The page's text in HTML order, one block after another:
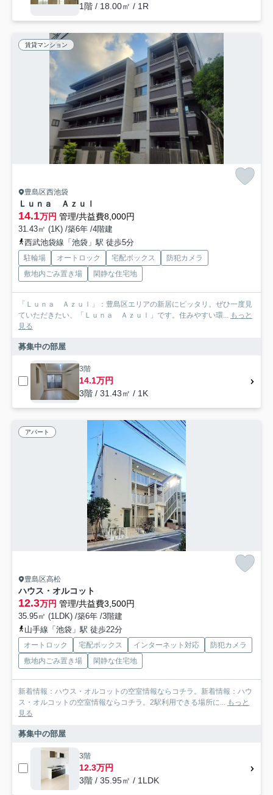
1階 / 18.00㎡ / 1R
賃貸マンション
豊島区西池袋
Ｌｕｎａ Ａｚｕｌ
14.1万円 管理/共益費8,000円
31.43㎡ (1K) /築6年 /4階建
西武池袋線「池袋」駅 徒歩5分
駐輪場 オートロック 宅配ボックス
防犯カメラ
敷地内ごみ置き場
閑静な住宅地
「Ｌｕｎａ Ａｚｕｌ」：豊島区エリアの新居にピッタリ。ぜひ一度見
ていただきたい、「Ｌｕｎａ Ａｚｕｌ」です。住みやすい環...
もっと
見る
募集中の部屋
3階
14.1万円
3階 / 31.43㎡ / 1K
アパート
豊島区高松
ハウス・オルコット
12.3万円 管理/共益費3,500円
35.95㎡ (1LDK) /築6年 /3階建
山手線「池袋」駅 徒歩22分
オートロック 宅配ボックス インターネット対応
防犯カメラ
敷地内ごみ置き場
閑静な住宅地
新着情報：ハウス・オルコットの空室情報ならコチラ。新着情報：ハウ
ス・オルコットの空室情報ならコチラ。2駅利用できる場所に...
もっと
見る
募集中の部屋
3階
12.3万円
3階 / 35.95㎡ / 1LDK